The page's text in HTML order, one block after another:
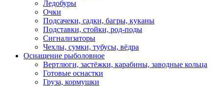
Ледобуры
Очки
Подсачеки, садки, багры, куканы
Подставки, стойки, род-поды
Сигнализаторы
Чехлы, сумки, тубусы, вёдра
Оснащение рыболовное
Вертлюги, застёжки, карабины, заводные кольца
Готовые оснастки
Груза, кормушки